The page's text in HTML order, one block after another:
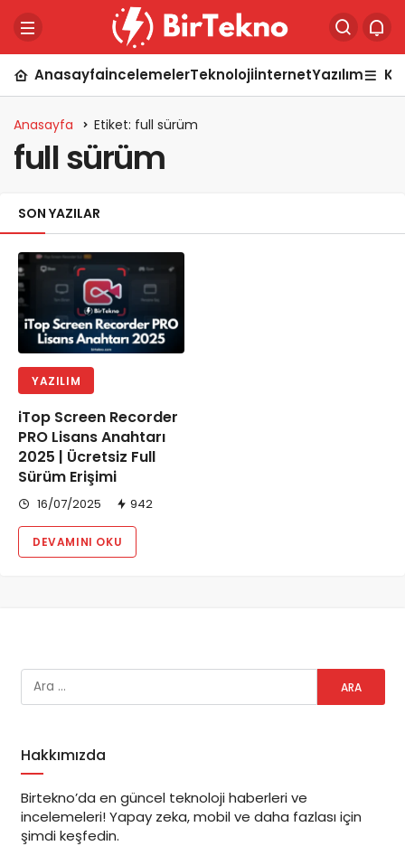
AnasayfaİncelemelerTeknolojiİnternetYazılım
Anasayfa Etiket: full sürüm
full sürüm
SON YAZILAR
YAZILIM
iTop Screen Recorder
PRO Lisans Anahtarı
2025 | Ücretsiz Full
Sürüm Erişimi
16/07/2025 942
DEVAMINI OKU
Hakkımızda
Birtekno’da en güncel teknoloji haberleri ve
incelemeleri! Yapay zeka, mobil ve daha fazlası için
şimdi keşfedin.